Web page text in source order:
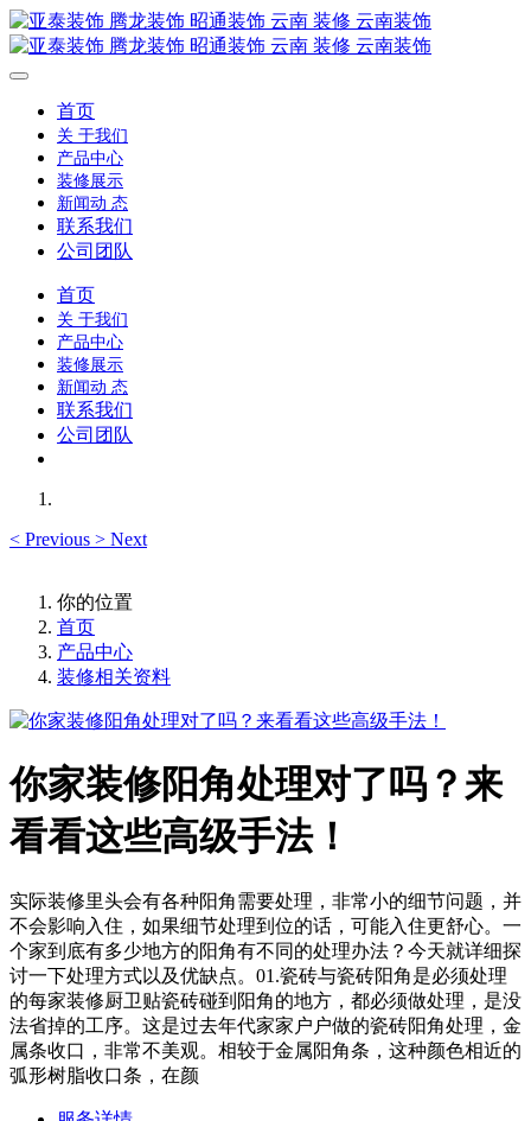
首页
关 于我们
产品中心
装修展示
新闻动 态
联系我们
公司团队
首页
关 于我们
产品中心
装修展示
新闻动 态
联系我们
公司团队
< Previous > Next
你的位置
首页
产品中心
装修相关资料
你家装修阳角处理对了吗？来
看看这些高级手法！
实际装修里头会有各种阳角需要处理，非常小的细节问题，并
不会影响入住，如果细节处理到位的话，可能入住更舒心。一
个家到底有多少地方的阳角有不同的处理办法？今天就详细探
讨一下处理方式以及优缺点。01.瓷砖与瓷砖阳角是必须处理
的每家装修厨卫贴瓷砖碰到阳角的地方，都必须做处理，是没
法省掉的工序。这是过去年代家家户户做的瓷砖阳角处理，金
属条收口，非常不美观。相较于金属阳角条，这种颜色相近的
弧形树脂收口条，在颜